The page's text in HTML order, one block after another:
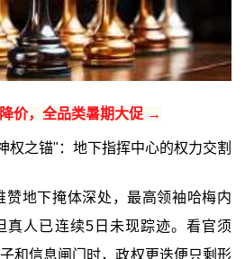
价，全品类暑期大促 →
权之锚"：地下指挥中心的权力交割
赞地下掩体深处，最高领袖哈梅内
真人已连续5日未现踪迹。看官须
和信息闸门时，政权更迭便只剩形